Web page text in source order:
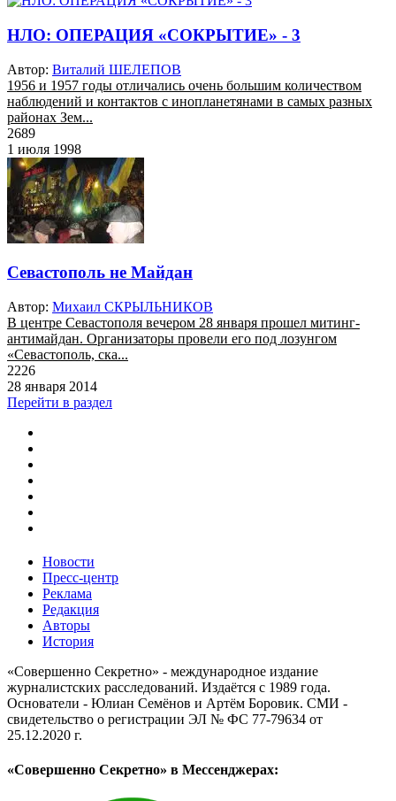
НЛО: ОПЕРАЦИЯ «СОКРЫТИЕ» - 3
Автор: Виталий ШЕЛЕПОВ
1956 и 1957 годы отличались очень большим количеством
наблюдений и контактов с инопланетянами в самых разных
районах Зем...
2689
1 июля 1998
Севастополь не Майдан
Автор: Михаил СКРЫЛЬНИКОВ
В центре Севастополя вечером 28 января прошел митинг-
антимайдан. Организаторы провели его под лозунгом
«Севастополь, ска...
2226
28 января 2014
Перейти в раздел
Новости
Пресс-центр
Реклама
Редакция
Авторы
История
«Совершенно Секретно» - международное издание
журналистских расследований. Издаётся с 1989 года.
Основатели - Юлиан Семёнов и Артём Боровик. CМИ -
свидетельство о регистрации ЭЛ № ФС 77-79634 от
25.12.2020 г.
«Совершенно Секретно» в Мессенджерах: